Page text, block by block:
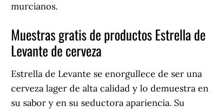
murcianos.
Muestras gratis de productos Estrella de
Levante de cerveza
Estrella de Levante se enorgullece de ser una
cerveza lager de alta calidad y lo demuestra en
su sabor y en su seductora apariencia. Su